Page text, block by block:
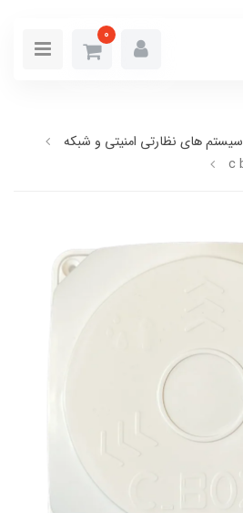
0
سیستم های نظارتی امنیتی و شبکه